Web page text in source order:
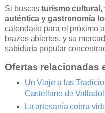
Si buscas turismo cultural,
auténtica y gastronomía
calendario para el próximo
brazos abiertos, y su
sabiduría popular
Ofertas relacionadas
Un Viaje a las
Castellano de
La artesanía cobra